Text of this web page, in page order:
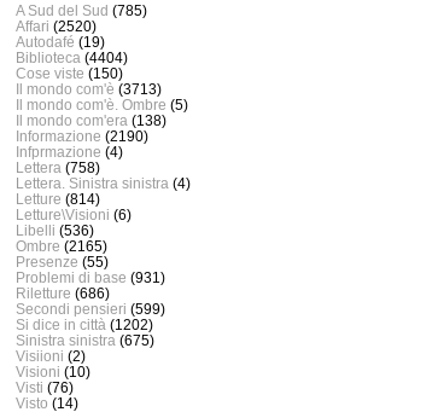
A Sud del Sud (785)
Affari (2520)
Autodafé (19)
Biblioteca (4404)
Cose viste (150)
Il mondo com'è (3713)
Il mondo com'è. Ombre (5)
Il mondo com'era (138)
Informazione (2190)
Infprmazione (4)
Lettera (758)
Lettera. Sinistra sinistra (4)
Letture (814)
Letture\Visioni (6)
Libelli (536)
Ombre (2165)
Presenze (55)
Problemi di base (931)
Riletture (686)
Secondi pensieri (599)
Si dice in città (1202)
Sinistra sinistra (675)
Visiioni (2)
Visioni (10)
Visti (76)
Visto (14)